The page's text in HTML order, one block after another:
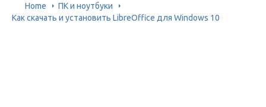
Home
ПК и ноутбуки
Как скачать и установить LibreOffice для Windows 10